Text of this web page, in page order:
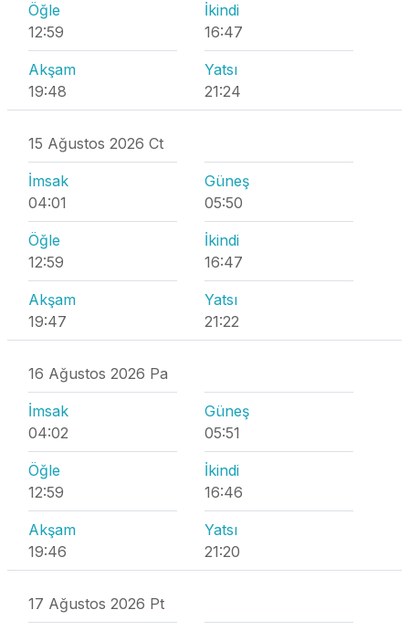
Öğle
12:59
İkindi
16:47
Akşam
19:48
Yatsı
21:24
15 Ağustos 2026 Ct
İmsak
04:01
Güneş
05:50
Öğle
12:59
İkindi
16:47
Akşam
19:47
Yatsı
21:22
16 Ağustos 2026 Pa
İmsak
04:02
Güneş
05:51
Öğle
12:59
İkindi
16:46
Akşam
19:46
Yatsı
21:20
17 Ağustos 2026 Pt